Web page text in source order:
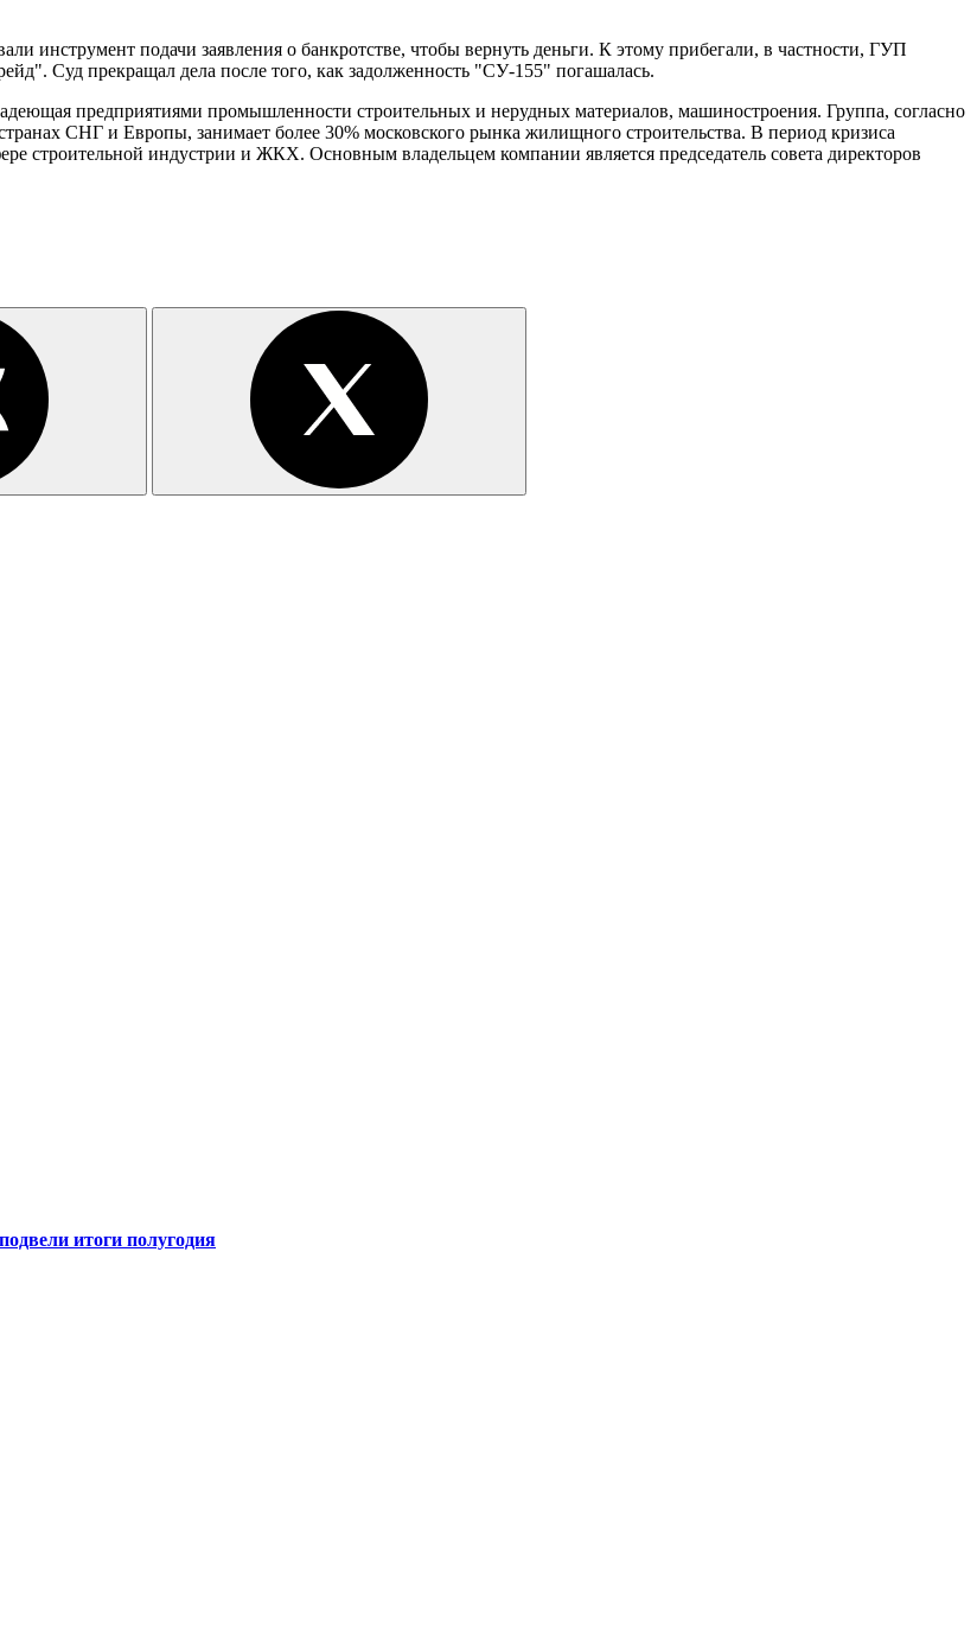
инструмент подачи заявления о банкротстве, чтобы вернуть деньги. К этому прибегали, в частности, ГУП
Суд прекращал дела после того, как задолженность "СУ-155" погашалась.
предприятиями промышленности строительных и нерудных материалов, машиностроения. Группа, согласно
СНГ и Европы, занимает более 30% московского рынка жилищного строительства. В период кризиса
индустрии и ЖКХ. Основным владельцем компании является председатель совета директоров
итоги полугодия